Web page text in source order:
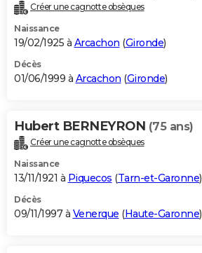
Créer une cagnotte obsèques
Naissance
19/02/1925 à Arcachon (Gironde)
Décès
01/06/1999 à Arcachon (Gironde)
Hubert BERNEYRON (75 ans)
Créer une cagnotte obsèques
Naissance
13/11/1921 à Piquecos (Tarn-et-Garonne)
Décès
09/11/1997 à Venerque (Haute-Garonne)